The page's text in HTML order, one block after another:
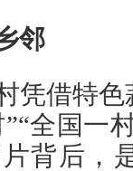
邻
凭借特
全国一
背后，